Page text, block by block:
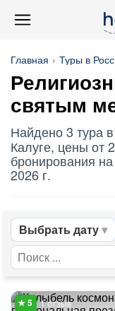
Главная Туры в
святым
Найдено 3 тура
Калуге, цены от
бронирования на
2026 г.
Выбрать дату
1 отзыв